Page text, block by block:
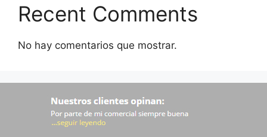
Recent Comments
No hay comentarios que mostrar.